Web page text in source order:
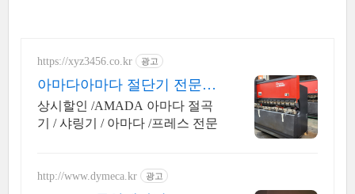
https://xyz3456.co.kr 광고
아마다아마다 절단기 전문판
매
상시할인 /AMADA 아마다 절곡
기 / 샤링기 / 아마다 /프레스 전문
http://www.dymeca.kr 광고